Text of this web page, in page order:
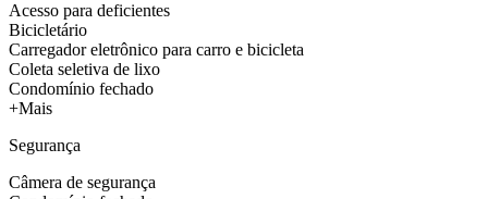
Acesso para deficientes
Bicicletário
Carregador eletrônico para carro e bicicleta
Coleta seletiva de lixo
Condomínio fechado
+Mais
Segurança
Câmera de segurança